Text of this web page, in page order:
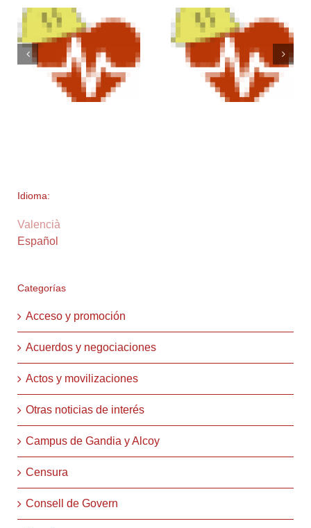
Idioma:
Valencià
Español
Categorías
Acceso y promoción
Acuerdos y negociaciones
Actos y movilizaciones
Otras noticias de interés
Campus de Gandia y Alcoy
Censura
Consell de Govern